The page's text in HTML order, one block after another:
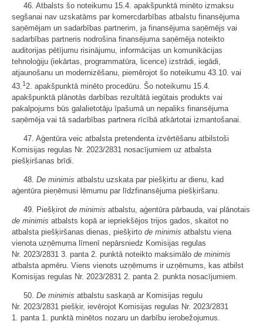
46. Atbalsts šo noteikumu 15.4. apakšpunktā minēto izmaksu
segšanai nav uzskatāms par komercdarbības atbalstu finansējuma
saņēmējam un sadarbības partnerim, ja finansējuma saņēmējs vai
sadarbības partneris nodrošina finansējuma saņēmēja noteikto
auditorijas pētījumu risinājumu, informācijas un komunikācijas
tehnoloģiju (iekārtas, programmatūra, licence) izstrādi, iegādi,
atjaunošanu un modernizēšanu, piemērojot šo noteikumu 43.10. vai
43.12. apakšpunktā minēto procedūru. Šo noteikumu 15.4.
apakšpunktā plānotās darbības rezultātā iegūtais produkts vai
pakalpojums būs galalietotāju īpašumā un nepaliks finansējuma
saņēmēja vai tā sadarbības partnera rīcībā atkārtotai izmantošanai.
47. Aģentūra veic atbalsta pretendenta izvērtēšanu atbilstoši
Komisijas regulas Nr. 2023/2831 nosacījumiem uz atbalsta
piešķiršanas brīdi.
48. De minimis atbalstu uzskata par piešķirtu ar dienu, kad
aģentūra pieņēmusi lēmumu par līdzfinansējuma piešķiršanu.
49. Piešķirot de minimis atbalstu, aģentūra pārbauda, vai plānotais
de minimis atbalsts kopā ar iepriekšējos trijos gados, skaitot no
atbalsta piešķiršanas dienas, piešķirto de minimis atbalstu viena
vienota uzņēmuma līmenī nepārsniedz Komisijas regulas
Nr. 2023/2831 3. panta 2. punktā noteikto maksimālo de minimis
atbalsta apmēru. Viens vienots uzņēmums ir uzņēmums, kas atbilst
Komisijas regulas Nr. 2023/2831 2. panta 2. punkta nosacījumiem.
50. De minimis atbalstu saskaņā ar Komisijas regulu
Nr. 2023/2831 piešķir, ievērojot Komisijas regulas Nr. 2023/2831
1. panta 1. punktā minētos nozaru un darbību ierobežojumus.